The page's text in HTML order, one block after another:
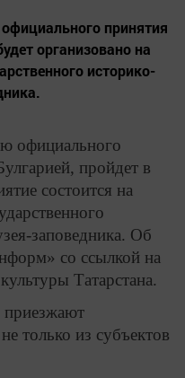
принятия
организовано на
историко-
официального
пройдет в
состоится на
заповедника. Об
со ссылкой на
Татарстана.
только из субъектов